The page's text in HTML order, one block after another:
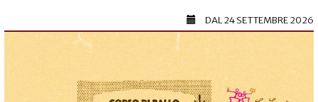
DAL24 SETTEMBRE 2026